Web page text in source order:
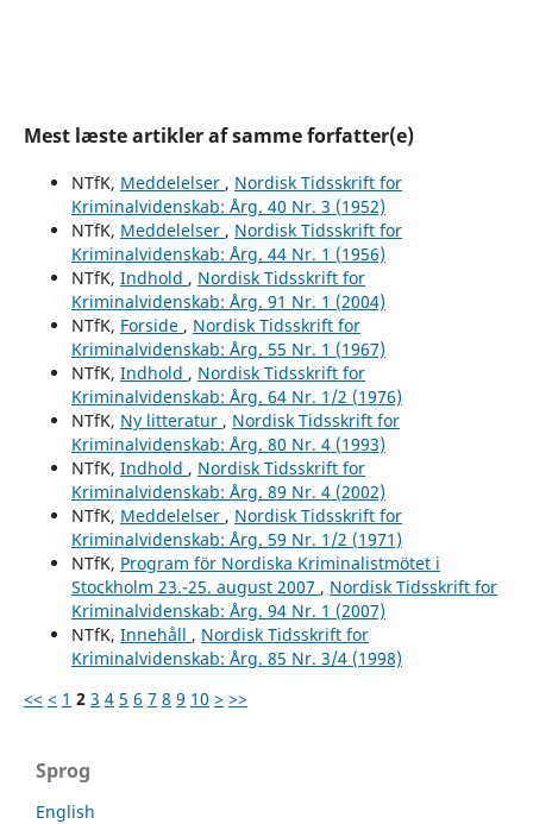
Mest læste artikler af samme forfatter(e)
NTfK, Meddelelser , Nordisk Tidsskrift for
Kriminalvidenskab: Årg. 40 Nr. 3 (1952)
NTfK, Meddelelser , Nordisk Tidsskrift for
Kriminalvidenskab: Årg. 44 Nr. 1 (1956)
NTfK, Indhold , Nordisk Tidsskrift for
Kriminalvidenskab: Årg. 91 Nr. 1 (2004)
NTfK, Forside , Nordisk Tidsskrift for
Kriminalvidenskab: Årg. 55 Nr. 1 (1967)
NTfK, Indhold , Nordisk Tidsskrift for
Kriminalvidenskab: Årg. 64 Nr. 1/2 (1976)
NTfK, Ny litteratur , Nordisk Tidsskrift for
Kriminalvidenskab: Årg. 80 Nr. 4 (1993)
NTfK, Indhold , Nordisk Tidsskrift for
Kriminalvidenskab: Årg. 89 Nr. 4 (2002)
NTfK, Meddelelser , Nordisk Tidsskrift for
Kriminalvidenskab: Årg. 59 Nr. 1/2 (1971)
NTfK, Program för Nordiska Kriminalistmötet i
Stockholm 23.-25. august 2007 , Nordisk Tidsskrift for
Kriminalvidenskab: Årg. 94 Nr. 1 (2007)
NTfK, Innehåll , Nordisk Tidsskrift for
Kriminalvidenskab: Årg. 85 Nr. 3/4 (1998)
<< < 1 2 3 4 5 6 7 8 9 10 > >>
Sprog
English